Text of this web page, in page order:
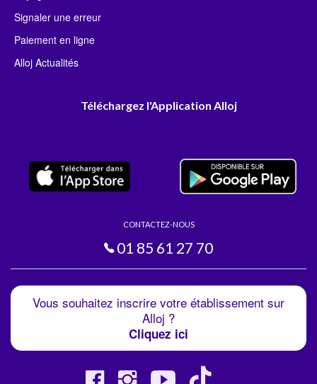
Signaler une erreur
Paiement en ligne
Alloj Actualités
Téléchargez l'Application Alloj
CONTACTEZ-NOUS
01 85 61 27 70
Vous souhaitez inscrire votre établissement sur
Alloj ?
Cliquez ici